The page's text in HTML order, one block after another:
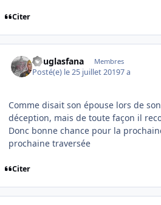
Citer
douglasfana Membres
Posté(e) le 25 juillet 20197 a
Comme disait son épouse lors de
déception, mais de toute façon il
Donc bonne chance pour la
prochaine traversée
Citer